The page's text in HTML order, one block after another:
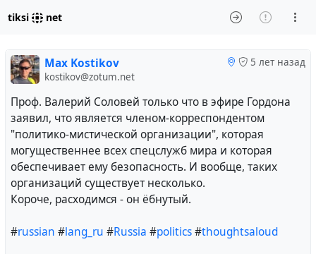
tiksi net
5 лет назад
Max Kostikov
kostikov@zotum.net
Проф. Валерий Соловей только что в эфире Гордона
заявил, что является членом-корреспондентом
"политико-мистической организации", которая
могущественнее всех спецслужб мира и которая
обеспечивает ему безопасность. И вообще, таких
организаций существует несколько.
Короче, расходимся - он ёбнутый.
#russian #lang_ru #Russia #politics#thoughtsaloud